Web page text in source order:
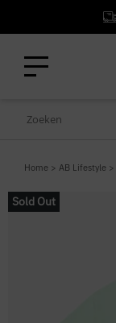
Home > AB Lifestyle >
Sold Out